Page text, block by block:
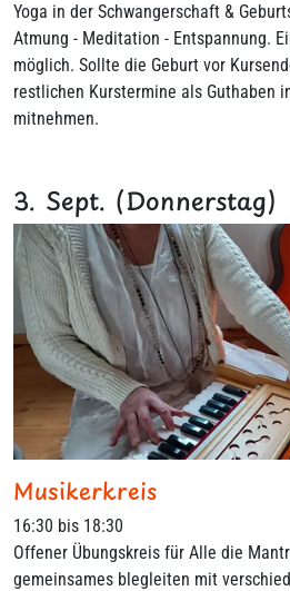
Yoga in der Schwangerschaft &
Atmung - Meditation - Entspannung.
möglich. Sollte die Geburt vor
restlichen Kurstermine als Guthaben
mitnehmen.
3. Sept. (Donnerstag)
Musikerkreis
16:30 bis 18:30
Offener Übungskreis für Alle die
gemeinsames blegleiten mit